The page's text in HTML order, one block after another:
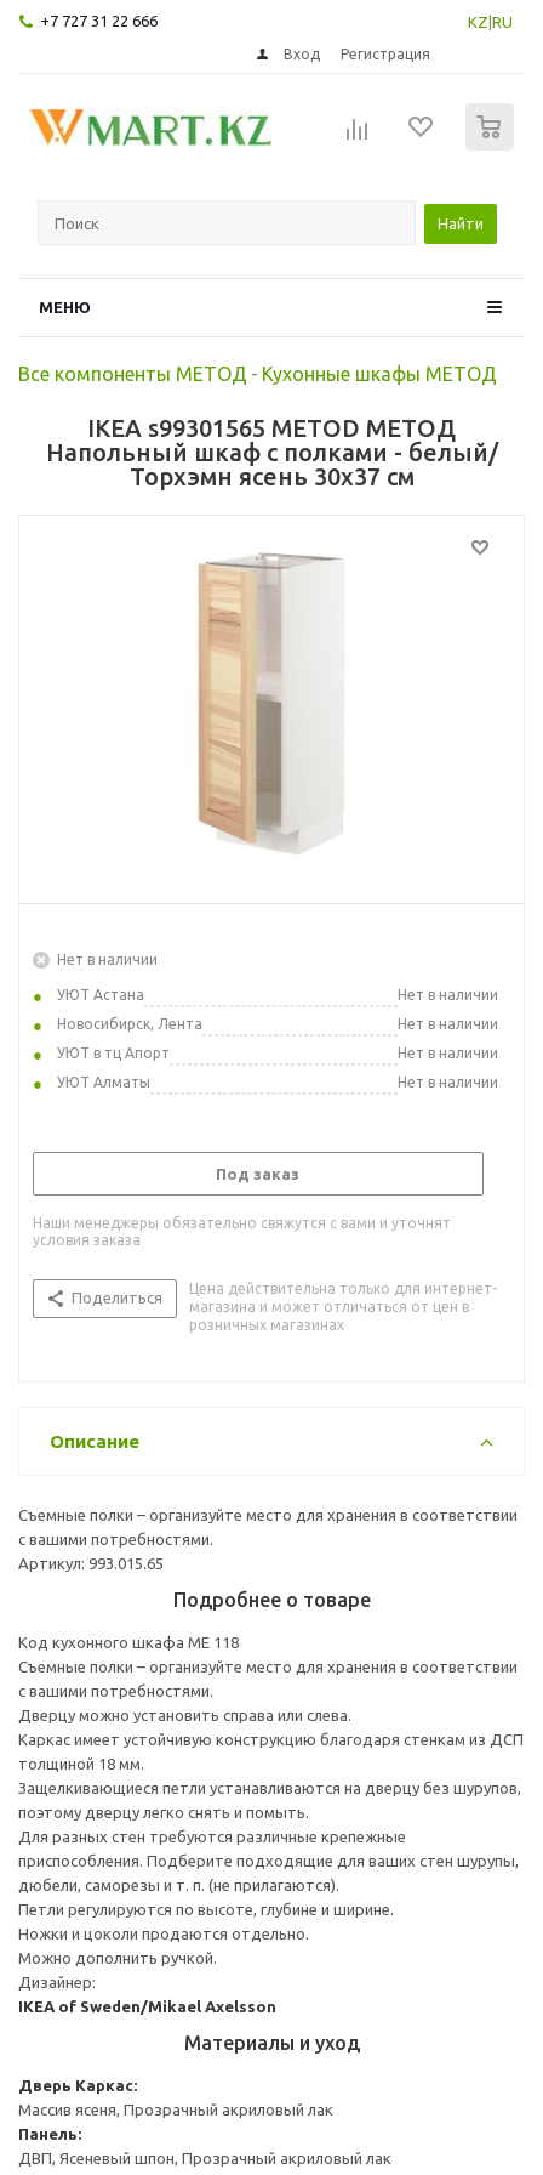
+7 727 31 22 666 KZ RU
Вход Регистрация
Найти
МЕНЮ
Все компоненты МЕТОД - Кухонные шкафы МЕТОД
IKEA s99301565 METOD МЕТОД
Напольный шкаф с полками - белый/
Торхэмн ясень 30x37 см
Нет в наличии
УЮТ Астана
Нет в наличии
Новосибирск, Лента
Нет в наличии
УЮТ в тц Апорт
Нет в наличии
УЮТ Алматы
Нет в наличии
Под заказ
Наши менеджеры обязательно свяжутся с вами и уточнят
условия заказа
Поделиться
Цена действительна только для интернет-
магазина и может отличаться от цен в
розничных магазинах
Описание
Съемные полки – организуйте место для хранения в соответствии
с вашими потребностями.
Артикул: 993.015.65
Подробнее о товаре
Код кухонного шкафа ME 118
Съемные полки – организуйте место для хранения в соответствии
с вашими потребностями.
Дверцу можно установить справа или слева.
Каркас имеет устойчивую конструкцию благодаря стенкам из ДСП
толщиной 18 мм.
Защелкивающиеся петли устанавливаются на дверцу без шурупов,
поэтому дверцу легко снять и помыть.
Для разных стен требуются различные крепежные
приспособления. Подберите подходящие для ваших стен шурупы,
дюбели, саморезы и т. п. (не прилагаются).
Петли регулируются по высоте, глубине и ширине.
Ножки и цоколи продаются отдельно.
Можно дополнить ручкой.
Дизайнер:
IKEA of Sweden/Mikael Axelsson
Материалы и уход
Дверь Каркас:
Массив ясеня, Прозрачный акриловый лак
Панель:
ДВП, Ясеневый шпон, Прозрачный акриловый лак